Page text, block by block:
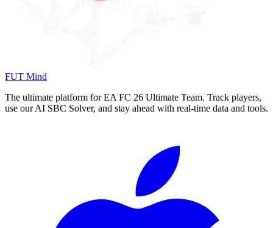
FUT Mind
The ultimate platform for EA FC 26 Ultimate Team. Track players,
use our AI SBC Solver, and stay ahead with real-time data and tools.